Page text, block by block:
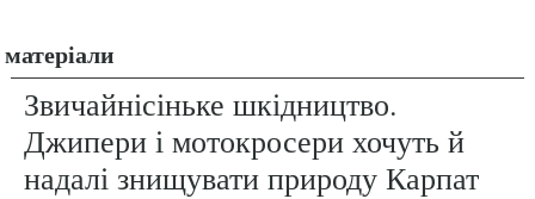
матеріали
Звичайнісіньке шкідництво.
Джипери і мотокросери хочуть й
надалі знищувати природу Карпат